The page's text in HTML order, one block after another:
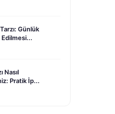
Günlük
Nasıl
Pratik İp...